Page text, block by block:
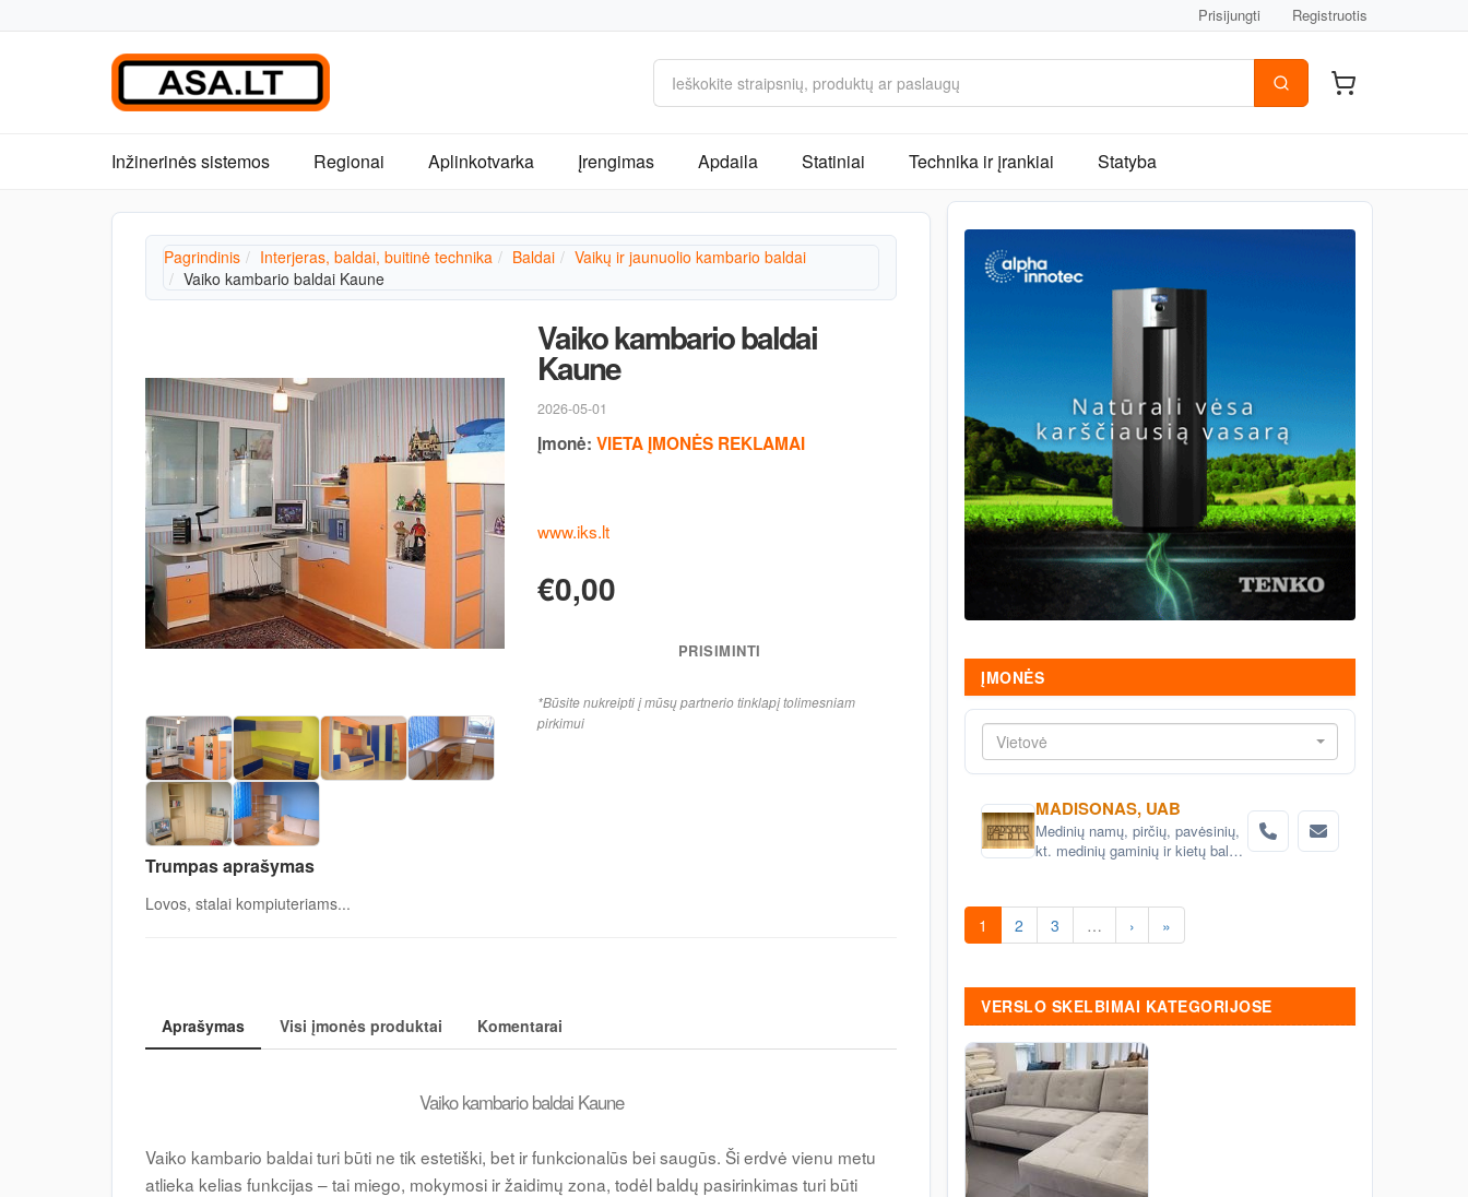
Prisijungti Registruotis
Inžinerinės sistemos Regionai Aplinkotvarka Įrengimas Apdaila Statiniai Technika ir įrankiai Statyba
Pagrindinis Interjeras, baldai, buitinė technika Baldai
Vaikų ir jaunuolio kambario baldai
Vaiko kambario baldai Kaune
Vaiko kambario baldai
Kaune
2026-05-01
Įmonė: VIETA ĮMONĖS REKLAMAI
www.iks.lt
€0,00
PRISIMINTI
*Būsite nukreipti į mūsų partnerio tinklapį tolimesniam
pirkimui
Trumpas aprašymas
Lovos, stalai kompiuteriams...
Aprašymas Visi įmonės produktai Komentarai
Vaiko kambario baldai Kaune
Vaiko kambario baldai turi būti ne tik estetiški, bet ir funkcionalūs bei saugūs. Ši erdvė vienu metu
atlieka kelias funkcijas – tai miego, mokymosi ir žaidimų zona, todėl baldų pasirinkimas turi būti
ĮMONĖS
Vietovė
MADISONAS, UAB
Medinių namų, pirčių, pavėsinių,
kt. medinių gaminių ir kietų baldų
1 2 3 … › »
VERSLO SKELBIMAI KATEGORIJOSE